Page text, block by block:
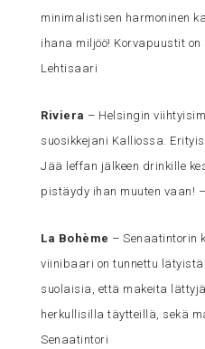
minimalistisen harmoninen
ihana miljöö! Korvapuustit
Lehtisaari
Riviera – Helsingin
suosikkejani Kalliossa.
Jää leffan jälkeen drinkille
pistäydy ihan muuten vaan!
La Bohème – Senaatintorin
viinibaari on tunnettu
suolaisia, että makeita
herkullisilla täytteillä, sekä
Senaatintori